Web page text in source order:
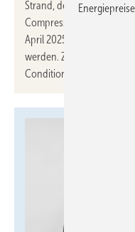
Strand, der derzeit
Compressors des
April 2025 antreten und
werden. Zuvor leitete er
Conditioning Controls.
Energiepreise